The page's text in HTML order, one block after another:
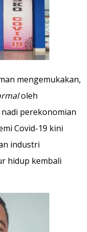
mengemukakan,
oleh
perekonomian
Covid-19 kini
industri
hidup kembali